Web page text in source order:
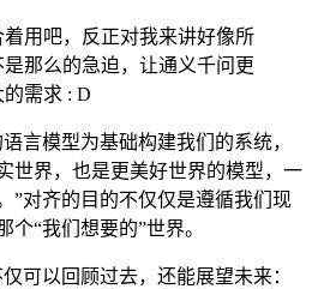
用吧，反正对我来讲好像所
那么的急迫，让通义千问更
需求 : D
言模型为基础构建我们的系统，
世界，也是更美好世界的模型，一
”对齐的目的不仅仅是遵循我们现
“我们想要的”世界。
可以回顾过去，还能展望未来：